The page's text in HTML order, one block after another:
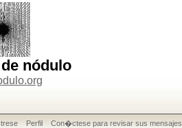
nódulo
Perfil Con�ctese para revisar sus mensajes